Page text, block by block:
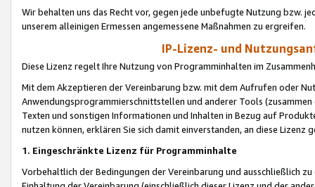
Wir behalten uns das Recht vor, gegen jede unbefugte Nutzung bzw.
unserem alleinigen Ermessen angemessene Maßnahmen zu ergreifen.
IP-Lizenz- und
Diese Lizenz regelt Ihre Nutzung von Programminhalten im
Mit dem Akzeptieren der Vereinbarung bzw. mit dem Aufrufen oder
Anwendungsprogrammierschnittstellen und anderer Tools (zusammen
Texten und sonstigen Informationen und Inhalten in Bezug auf
nutzen können, erklären Sie sich damit einverstanden, an diese Lizenz
1. Eingeschränkte Lizenz für Programminhalte
Vorbehaltlich der Bedingungen der Vereinbarung und ausschließlich